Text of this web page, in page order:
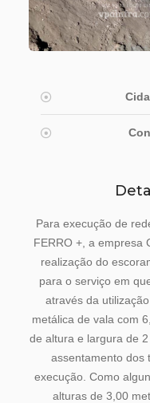
Para execução de
FERRO +, a empresa
realização do
para o serviço em
através da
metálica de vala com
de altura e largura de
assentamento dos
execução. Como
alturas de 3,00